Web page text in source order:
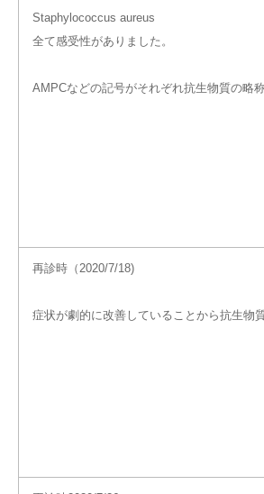
Staphylococcus aureus
全て感受性がありました。
AMPCなどの記号がそれぞれ抗生物質の略
再診時（2020/7/18)
症状が劇的に改善していることから抗生物